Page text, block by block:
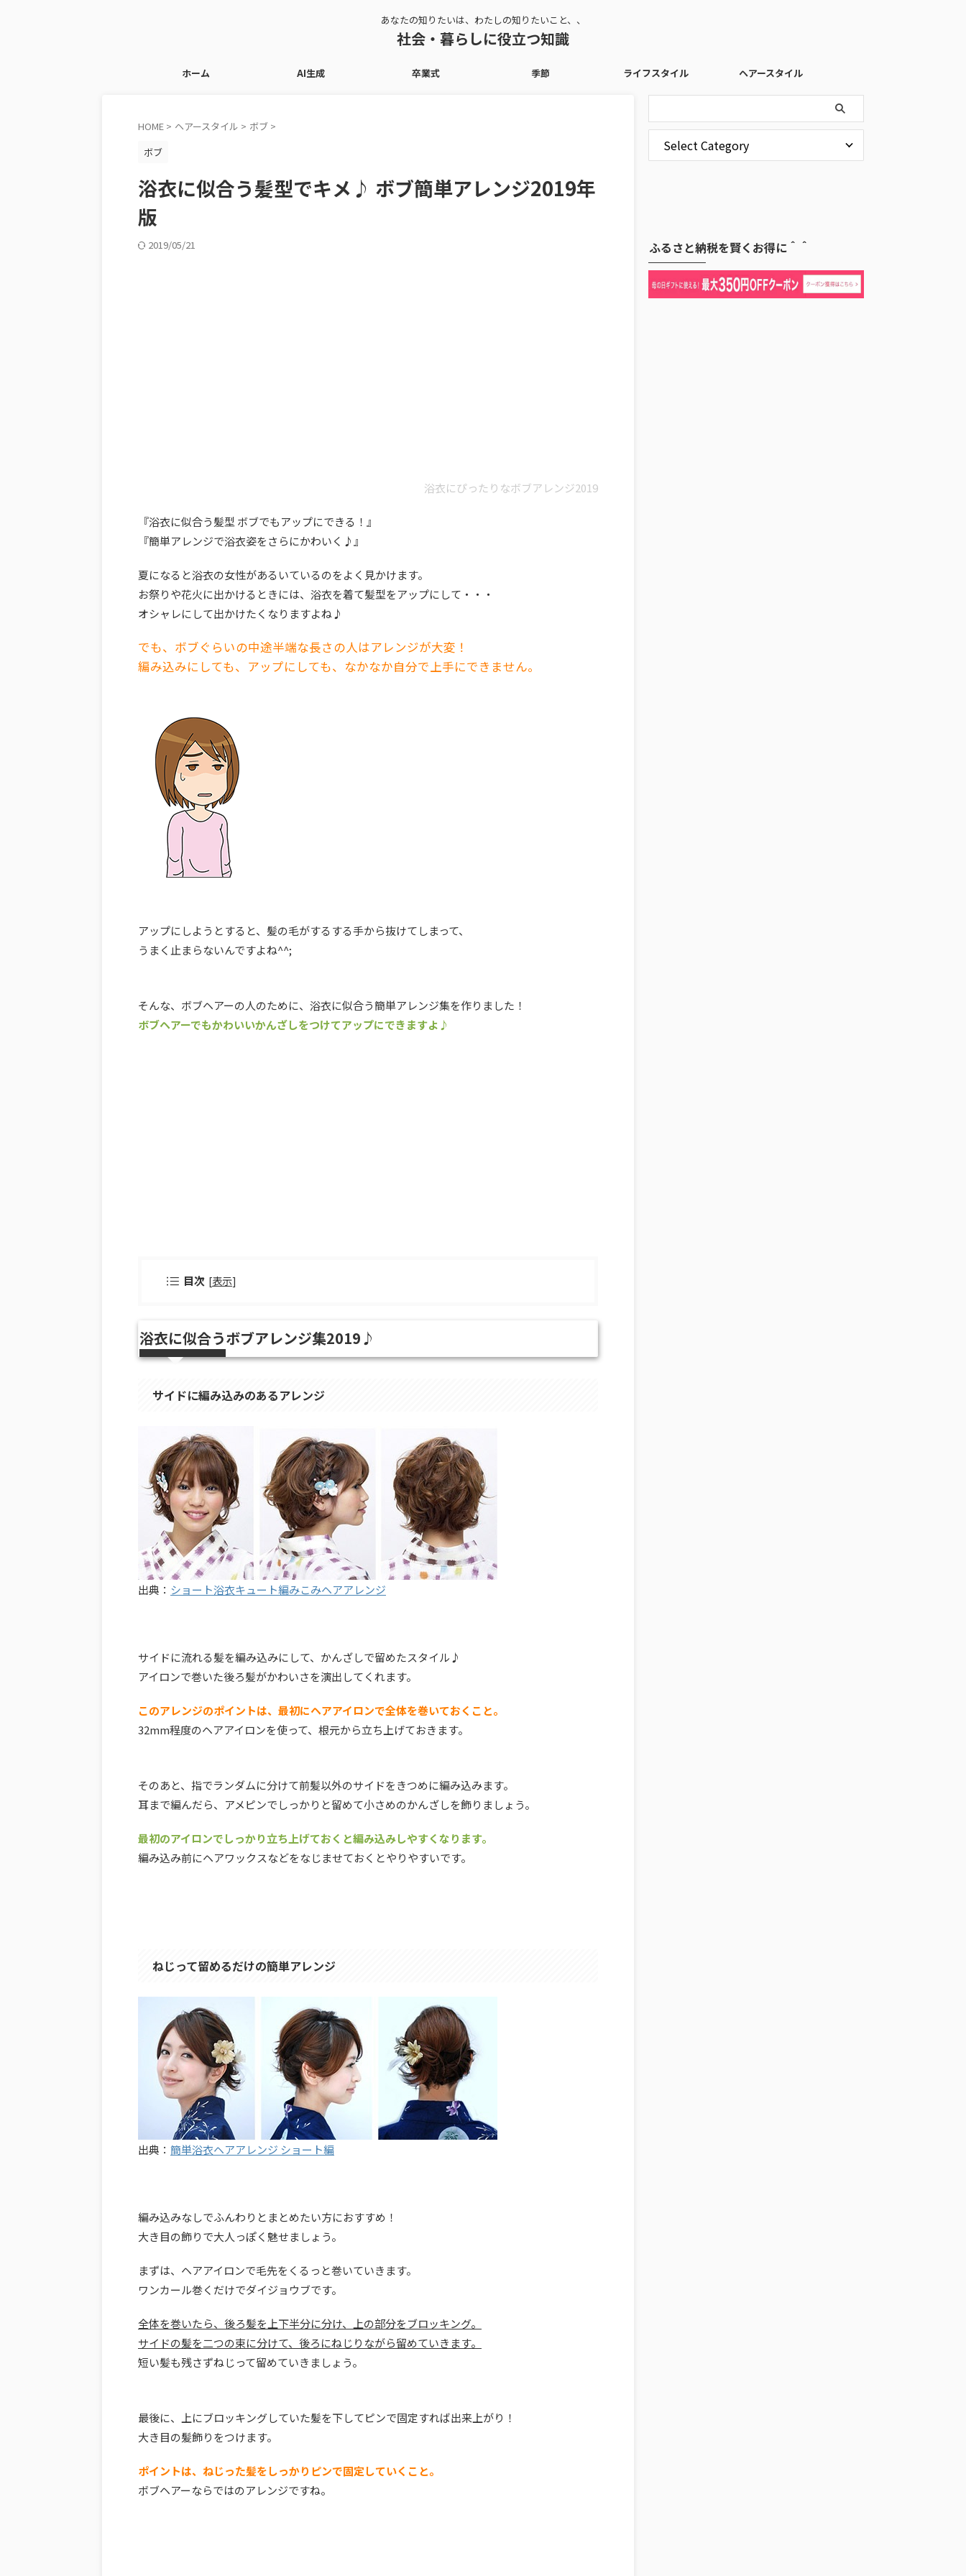
あなたの知りたいは、わたしの知りたいこと、、
社会・暮らしに役立つ知識
ホーム AI生成 卒業式 季節 ライフスタイル ヘアースタイル
HOME > ヘアースタイル > ボブ >
ボブ
浴衣に似合う髪型でキメ♪ ボブ簡単アレンジ2019年
版
2019/05/21
浴衣にぴったりなボブアレンジ2019
『浴衣に似合う髪型 ボブでもアップにできる！』
『簡単アレンジで浴衣姿をさらにかわいく♪』
夏になると浴衣の女性があるいているのをよく見かけます。
お祭りや花火に出かけるときには、浴衣を着て髪型をアップにして・・・
オシャレにして出かけたくなりますよね♪
でも、ボブぐらいの中途半端な長さの人はアレンジが大変！
編み込みにしても、アップにしても、なかなか自分で上手にできません。
アップにしようとすると、髪の毛がするする手から抜けてしまって、
うまく止まらないんですよね^^;
そんな、ボブヘアーの人のために、浴衣に似合う簡単アレンジ集を作りました！
ボブヘアーでもかわいいかんざしをつけてアップにできますよ♪
目次 [表示]
浴衣に似合うボブアレンジ集2019♪
サイドに編み込みのあるアレンジ
出典： ショート浴衣キュート編みこみヘアアレンジ
サイドに流れる髪を編み込みにして、かんざしで留めたスタイル♪
アイロンで巻いた後ろ髪がかわいさを演出してくれます。
このアレンジのポイントは、最初にヘアアイロンで全体を巻いておくこと。
32mm程度のヘアアイロンを使って、根元から立ち上げておきます。
そのあと、指でランダムに分けて前髪以外のサイドをきつめに編み込みます。
耳まで編んだら、アメピンでしっかりと留めて小さめのかんざしを飾りましょう。
最初のアイロンでしっかり立ち上げておくと編み込みしやすくなります。
編み込み前にヘアワックスなどをなじませておくとやりやすいです。
ねじって留めるだけの簡単アレンジ
出典： 簡単浴衣ヘアアレンジ ショート編
編み込みなしでふんわりとまとめたい方におすすめ！
大き目の飾りで大人っぽく魅せましょう。
まずは、ヘアアイロンで毛先をくるっと巻いていきます。
ワンカール巻くだけでダイジョウブです。
全体を巻いたら、後ろ髪を上下半分に分け、上の部分をブロッキング。
サイドの髪を二つの束に分けて、後ろにねじりながら留めていきます。
短い髪も残さずねじって留めていきましょう。
最後に、上にブロッキングしていた髪を下してピンで固定すれば出来上がり！
大き目の髪飾りをつけます。
ポイントは、ねじった髪をしっかりピンで固定していくこと。
ボブヘアーならではのアレンジですね。
ふるさと納税を賢くお得に＾＾